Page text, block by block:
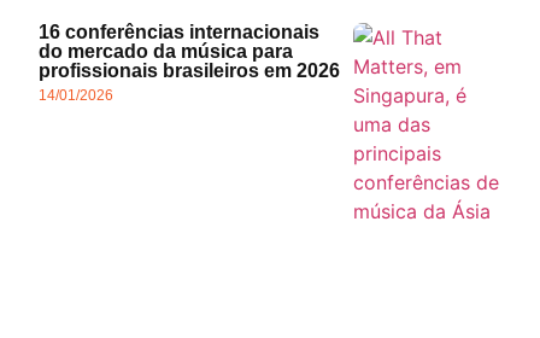
16 conferências internacionais
do mercado da música para
profissionais brasileiros em 2026
14/01/2026